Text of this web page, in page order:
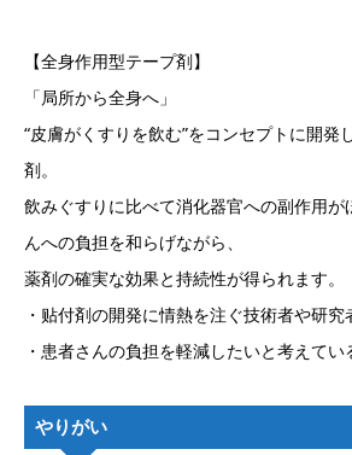
【全身作用型テープ剤】
「局所から全身へ」
“皮膚がくすりを飲む”をコンセプトに開発
剤。
飲みぐすりに比べて消化器官への副作用が
んへの負担を和らげながら、
薬剤の確実な効果と持続性が得られます。
・贴付剤の開発に情熱を注ぐ技術者や研究
・患者さんの負担を軽減したいと考えて
やりがい